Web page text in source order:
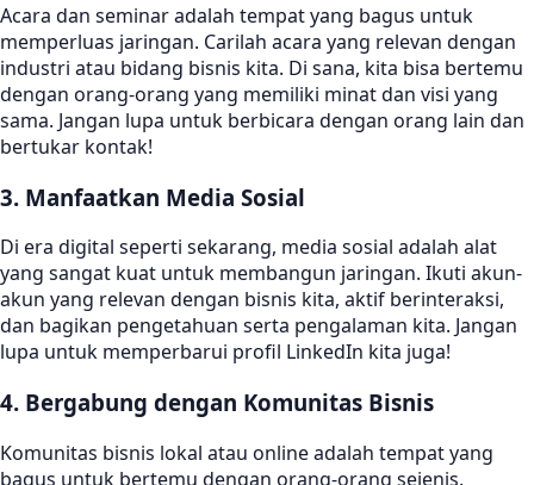
Acara dan seminar adalah tempat yang bagus untuk
memperluas jaringan. Carilah acara yang relevan dengan
industri atau bidang bisnis kita. Di sana, kita bisa bertemu
dengan orang-orang yang memiliki minat dan visi yang
sama. Jangan lupa untuk berbicara dengan orang lain dan
bertukar kontak!
3. Manfaatkan Media Sosial
Di era digital seperti sekarang, media sosial adalah alat
yang sangat kuat untuk membangun jaringan. Ikuti akun-
akun yang relevan dengan bisnis kita, aktif berinteraksi,
dan bagikan pengetahuan serta pengalaman kita. Jangan
lupa untuk memperbarui profil LinkedIn kita juga!
4. Bergabung dengan Komunitas Bisnis
Komunitas bisnis lokal atau online adalah tempat yang
bagus untuk bertemu dengan orang-orang sejenis.